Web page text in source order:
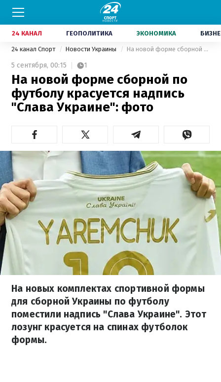
24 КАНАЛ ГЕОПОЛИТИКА ЭКОНОМИКА
24 канал Спорт Новости Украины На новой форме сборной по футболу красуется надпись "Слава Украине": фото
5 сентября, 00:15 1
На новой форме сборной по
футболу красуется надпись
"Слава Украине": фото
На новых комплектах спортивной формы
для сборной Украины по футболу
поместили надпись "Слава Украине". Этот
лозунг красуется на спинах футболок
формы.